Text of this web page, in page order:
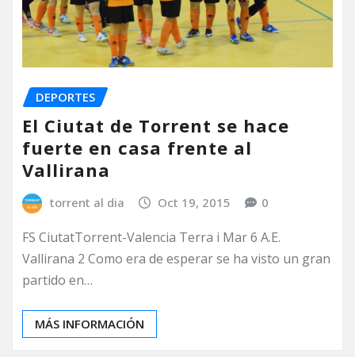
DEPORTES
El Ciutat de Torrent se hace
fuerte en casa frente al
Vallirana
torrent al dia Oct 19, 2015 0
FS CiutatTorrent-Valencia Terra i Mar 6 A.E.
Vallirana 2 Como era de esperar se ha visto un gran
partido en…
MÁS INFORMACIÓN